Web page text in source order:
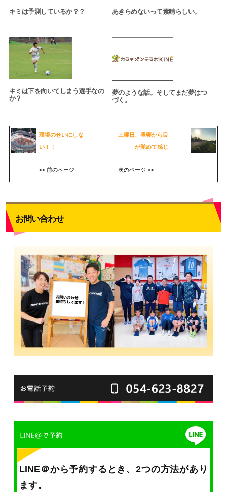
キミは予測しているか？？ あきらめないって素晴らしい。
キミは下を向いてしまう選手なの
か？
夢のような話。そしてまだ夢はつ
づく。
環境のせいにしな
い！！
<< 前のページ
土曜日、昼寝から目
が覚めて感じ
次のページ >>
お問い合わせ
LINE＠から予約するとき、2つの方法があり
ます。